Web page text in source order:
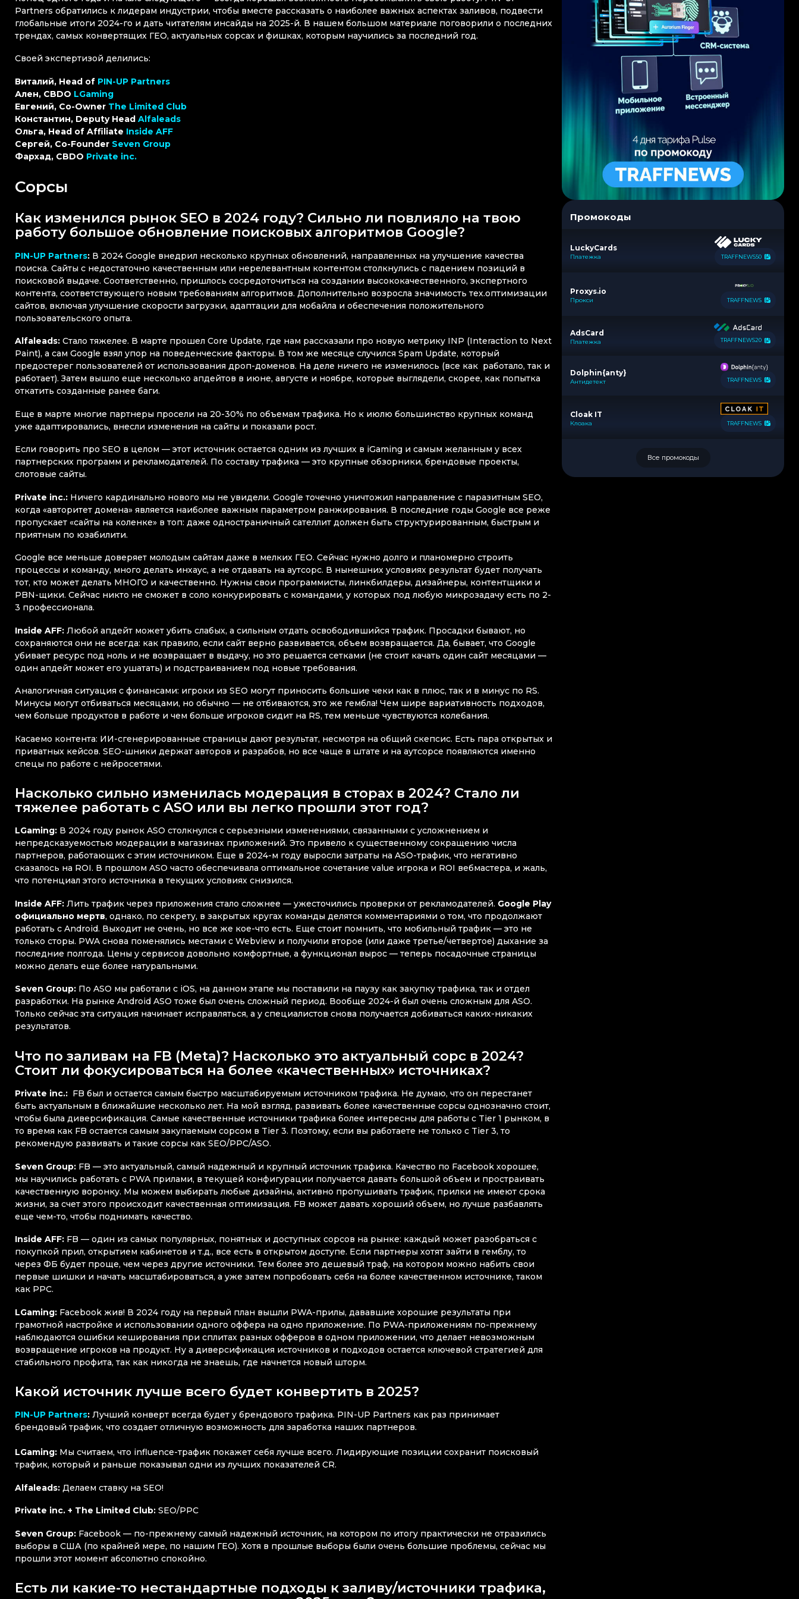
Partners обратились к лидерам индустрии, чтобы вместе рассказать о наиболее важных аспектах заливов, подвести
глобальные итоги 2024-го и дать читателям инсайды на 2025-й. В нашем большом материале поговорили о последних
трендах, самых конвертящих ГЕО, актуальных сорсах и фишках, которым научились за последний год.
Своей экспертизой делились:
Виталий, Head of PIN-UP Partners
Ален, CBDO LGaming
Евгений, Co-Owner The Limited Club
Константин, Deputy Head Alfaleads
Ольга, Head of Affiliate Inside AFF
Сергей, Co-Founder Seven Group
Фархад, CBDO Private inc.
Сорсы
Как изменился рынок SEO в 2024 году? Сильно ли повлияло на твою
работу большое обновление поисковых алгоритмов Google?
PIN-UP Partners: В 2024 Google внедрил несколько крупных обновлений, направленных на улучшение качества
поиска. Cайты с недостаточно качественным или нерелевантным контентом столкнулись с падением позиций в
поисковой выдаче. Соответственно, пришлось сосредоточиться на создании высококачественного, экспертного
контента, соответствующего новым требованиям алгоритмов. Дополнительно возросла значимость тех.оптимизации
сайтов, включая улучшение скорости загрузки, адаптации для мобайла и обеспечения положительного
пользовательского опыта.
Alfaleads: Стало тяжелее. В марте прошел Core Update, где нам рассказали про новую метрику INP (Interaction to Next
Paint), а сам Google взял упор на поведенческие факторы. В том же месяце случился Spam Update, который
предостерег пользователей от использования дроп-доменов. На деле ничего не изменилось (все как работало, так и
работает). Затем вышло еще несколько апдейтов в июне, августе и ноябре, которые выглядели, скорее, как попытка
откатить созданные ранее баги.
Еще в марте многие партнеры просели на 20-30% по объемам трафика. Но к июлю большинство крупных команд
уже адаптировались, внесли изменения на сайты и показали рост.
Если говорить про SEO в целом — этот источник остается одним из лучших в iGaming и самым желанным у всех
партнерских программ и рекламодателей. По составу трафика — это крупные обзорники, брендовые проекты,
слотовые сайты.
Private inc.: Ничего кардинально нового мы не увидели. Google точечно уничтожил направление с паразитным SEO,
когда «авторитет домена» является наиболее важным параметром ранжирования. В последние годы Google все реже
пропускает «сайты на коленке» в топ: даже одностраничный сателлит должен быть структурированным, быстрым и
приятным по юзабилити.
Google все меньше доверяет молодым сайтам даже в мелких ГЕО. Сейчас нужно долго и планомерно строить
процессы и команду, много делать инхаус, а не отдавать на аутсорс. В нынешних условиях результат будет получать
тот, кто может делать МНОГО и качественно. Нужны свои программисты, линкбилдеры, дизайнеры, контентщики и
PBN-щики. Сейчас никто не сможет в соло конкурировать с командами, у которых под любую микрозадачу есть по 2-
3 профессионала.
Inside AFF: Любой апдейт может убить слабых, а сильным отдать освободившийся трафик. Просадки бывают, но
сохраняются они не всегда: как правило, если сайт верно развивается, объем возвращается. Да, бывает, что Google
убивает ресурс под ноль и не возвращает в выдачу, но это решается сетками (не стоит качать один сайт месяцами —
один апдейт может его ушатать) и подстраиванием под новые требования.
Аналогичная ситуация с финансами: игроки из SEO могут приносить большие чеки как в плюс, так и в минус по RS.
Минусы могут отбиваться месяцами, но обычно — не отбиваются, это же гембла! Чем шире вариативность подходов,
чем больше продуктов в работе и чем больше игроков сидит на RS, тем меньше чувствуются колебания.
Касаемо контента: ИИ-сгенерированные страницы дают результат, несмотря на общий скепсис. Есть пара открытых и
приватных кейсов. SEO-шники держат авторов и разрабов, но все чаще в штате и на аутсорсе появляются именно
спецы по работе с нейросетями.
Насколько сильно изменилась модерация в сторах в 2024? Стало ли
тяжелее работать с ASO или вы легко прошли этот год?
LGaming: В 2024 году рынок ASO столкнулся с серьезными изменениями, связанными с усложнением и
непредсказуемостью модерации в магазинах приложений. Это привело к существенному сокращению числа
партнеров, работающих с этим источником. Еще в 2024-м году выросли затраты на ASO-трафик, что негативно
сказалось на ROI. В прошлом ASO часто обеспечивала оптимальное сочетание value игрока и ROI вебмастера, и жаль,
что потенциал этого источника в текущих условиях снизился.
Inside AFF: Лить трафик через приложения стало сложнее — ужесточились проверки от рекламодателей. Google Play
официально мертв, однако, по секрету, в закрытых кругах команды делятся комментариями о том, что продолжают
работать с Android. Выходит не очень, но все же кое-что есть. Еще стоит помнить, что мобильный трафик — это не
только сторы. PWA снова поменялись местами с Webview и получили второе (или даже третье/четвертое) дыхание за
последние полгода. Цены у сервисов довольно комфортные, а функционал вырос — теперь посадочные страницы
можно делать еще более натуральными.
Seven Group: По ASO мы работали с iOS, на данном этапе мы поставили на паузу как закупку трафика, так и отдел
разработки. На рынке Android ASO тоже был очень сложный период. Вообще 2024-й был очень сложным для ASO.
Только сейчас эта ситуация начинает исправляться, а у специалистов снова получается добиваться каких-никаких
результатов.
Что по заливам на FB (Meta)? Насколько это актуальный сорс в 2024?
Стоит ли фокусироваться на более «качественных» источниках?
Private inc.: FB был и остается самым быстро масштабируемым источником трафика. Не думаю, что он перестанет
быть актуальным в ближайшие несколько лет. На мой взгляд, развивать более качественные сорсы однозначно стоит,
чтобы была диверсификация. Самые качественные источники трафика более интересны для работы с Tier 1 рынком, в
то время как FB остается самым закупаемым сорсом в Tier 3. Поэтому, если вы работаете не только с Tier 3, то
рекомендую развивать и такие сорсы как SEO/PPC/ASO.
Seven Group: FB — это актуальный, самый надежный и крупный источник трафика. Качество по Facebook хорошее,
мы научились работать с PWA прилами, в текущей конфигурации получается давать большой объем и простраивать
качественную воронку. Мы можем выбирать любые дизайны, активно пропушивать трафик, прилки не имеют срока
жизни, за счет этого происходит качественная оптимизация. FB может давать хороший объем, но лучше разбавлять
еще чем-то, чтобы поднимать качество.
Inside AFF: FB — один из самых популярных, понятных и доступных сорсов на рынке: каждый может разобраться с
покупкой прил, открытием кабинетов и т.д., все есть в открытом доступе. Если партнеры хотят зайти в гемблу, то
через ФБ будет проще, чем через другие источники. Тем более это дешевый траф, на котором можно набить свои
первые шишки и начать масштабироваться, а уже затем попробовать себя на более качественном источнике, таком
как PPC.
LGaming: Facebook жив! В 2024 году на первый план вышли PWA-прилы, дававшие хорошие результаты при
грамотной настройке и использовании одного оффера на одно приложение. По PWA-приложениям по-прежнему
наблюдаются ошибки кеширования при сплитах разных офферов в одном приложении, что делает невозможным
возвращение игроков на продукт. Ну а диверсификация источников и подходов остается ключевой стратегией для
стабильного профита, так как никогда не знаешь, где начнется новый шторм.
Какой источник лучше всего будет конвертить в 2025?
PIN-UP Partners: Лучший конверт всегда будет у брендового трафика. PIN-UP Partners как раз принимает
брендовый трафик, что создает отличную возможность для заработка наших партнеров.
LGaming: Мы считаем, что influence-трафик покажет себя лучше всего. Лидирующие позиции сохранит поисковый
трафик, который и раньше показывал одни из лучших показателей CR.
Alfaleads: Делаем ставку на SEO!
Private inc. + The Limited Club: SEO/PPC
Seven Group: Facebook — по-прежнему самый надежный источник, на котором по итогу практически не отразились
выборы в США (по крайней мере, по нашим ГЕО). Хотя в прошлые выборы были очень большие проблемы, сейчас мы
прошли этот момент абсолютно спокойно.
Есть ли какие-то нестандартные подходы к заливу/источники трафика,
Промокоды
LuckyCards
Платежка TRAFFNEWS50
Proxys.io
Прокси TRAFFNEWS
AdsCard
Платежка TRAFFNEWS20
Dolphin{anty}
Антидетект TRAFFNEWS
Cloak IT
Клоака TRAFFNEWS
Все промокоды